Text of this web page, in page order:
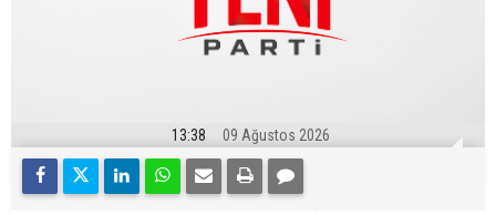
13:38 09 Ağustos 2026